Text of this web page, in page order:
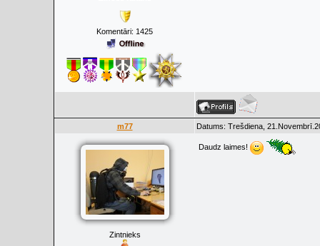
Komentāri: 1425
m77 Datums: Trešdiena,
Zintnieks
Daudz laimes!